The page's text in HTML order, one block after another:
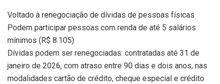
Voltado à renegociação de dívidas de pessoas físicas
Podem participar pessoas com renda de até 5 salários
mínimos (R$ 8.105)
Dívidas podem ser renegociadas: contratadas até 31 de
janeiro de 2026, com atraso entre 90 dias e dois anos, nas
modalidades cartão de crédito, cheque especial e crédito